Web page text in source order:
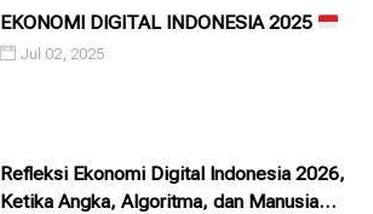
EKONOMI DIGITAL INDONESIA 2025
Jul 02, 2025
Refleksi Ekonomi Digital Indonesia 2026,
Ketika Angka, Algoritma, dan Manusia